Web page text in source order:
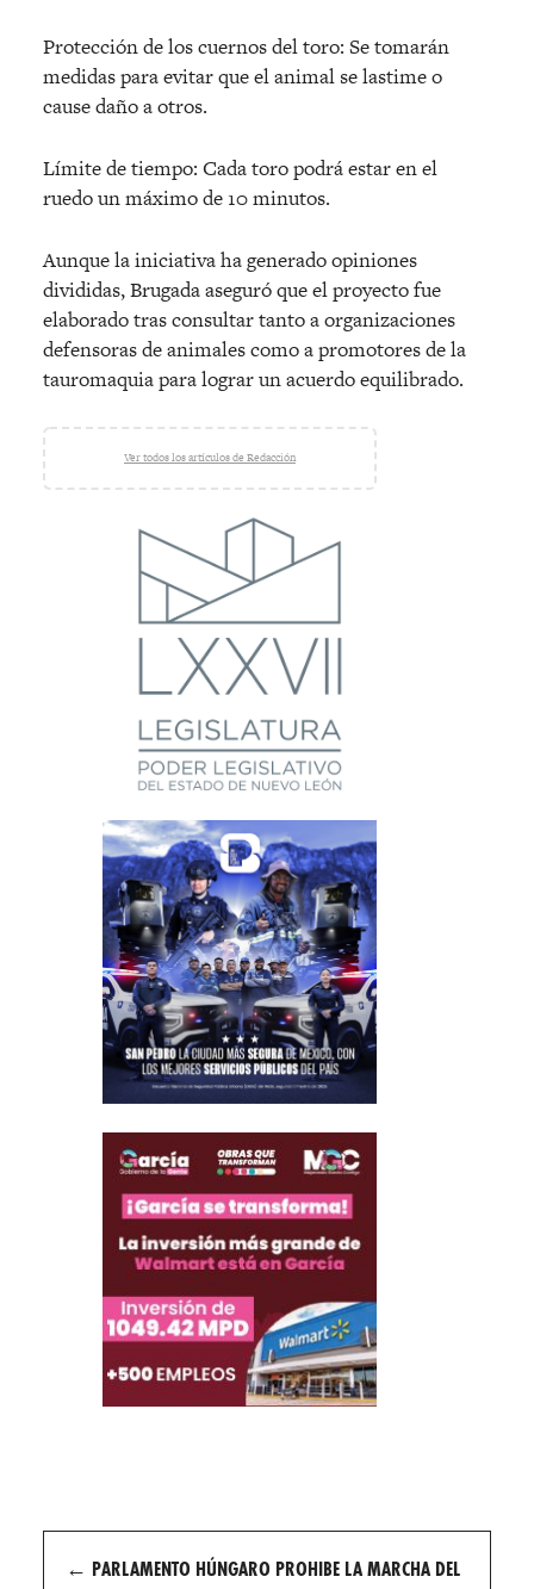
Protección de los cuernos del toro: Se tomarán
medidas para evitar que el animal se lastime o
cause daño a otros.
Límite de tiempo: Cada toro podrá estar en el
ruedo un máximo de 10 minutos.
Aunque la iniciativa ha generado opiniones
divididas, Brugada aseguró que el proyecto fue
elaborado tras consultar tanto a organizaciones
defensoras de animales como a promotores de la
tauromaquia para lograr un acuerdo equilibrado.
Ver todos los artículos de Redacción
Post
← PARLAMENTO HÚNGARO PROHIBE LA MARCHA DEL